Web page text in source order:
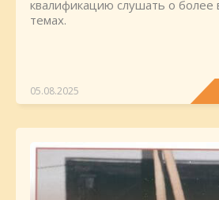
квалификацию слушать о
темах.
05.08.2025